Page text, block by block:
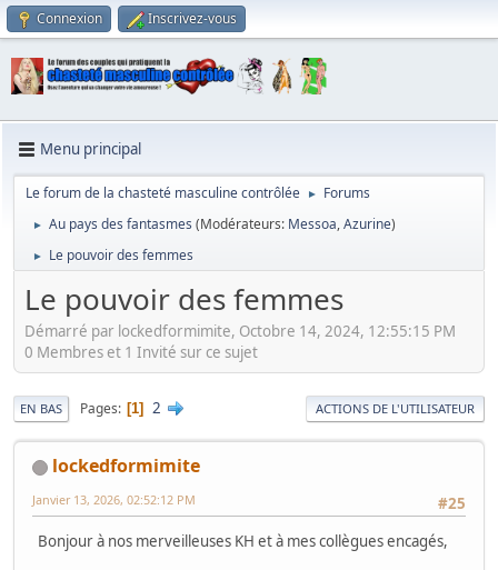
Connexion Inscrivez-vous
Menu principal
Le forum de la chasteté masculine contrôlée ► Forums
► Au pays des fantasmes (Modérateurs: Messoa,Azurine)
► Le pouvoir des femmes
Le pouvoir des femmes
Démarré par lockedformimite, Octobre 14, 2024, 12:55:15 PM
0 Membres et 1 Invité sur ce sujet
EN BAS Pages 1 2 ACTIONS DE L'UTILISATEUR
lockedformimite
#25
Janvier 13, 2026, 02:52:12 PM
Bonjour à nos merveilleuses KH et à mes collègues encagés,